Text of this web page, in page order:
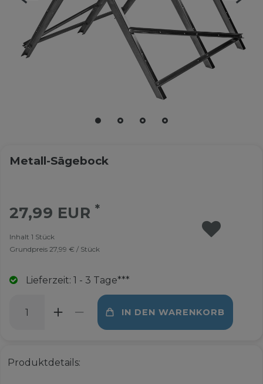
Metall-Sägebock
27,99 EUR *
Inhalt 1 Stück
Grundpreis 27,99 € / Stück
Lieferzeit: 1 - 3 Tage***
IN DEN WARENKORB
Produktdetails: